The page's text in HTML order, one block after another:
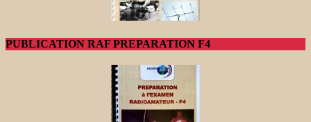
PUBLICATION RAF PREPARATION F4